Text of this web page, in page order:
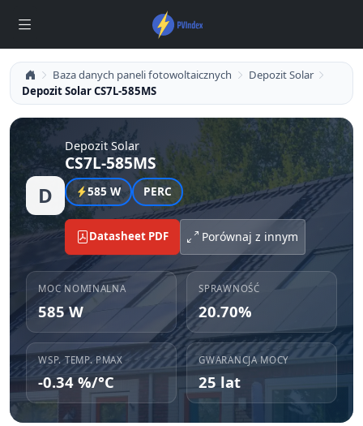
Baza danych paneli fotowoltaicznych
Depozit Solar
Depozit Solar CS7L-585MS
D
Depozit Solar
CS7L-585MS
585 W PERC
Datasheet PDF Porównaj z innym
MOC NOMINALNA
585 W
SPRAWNOŚĆ
20.70%
WSP. TEMP. PMAX
-0.34 %/°C
GWARANCJA MOCY
25 lat